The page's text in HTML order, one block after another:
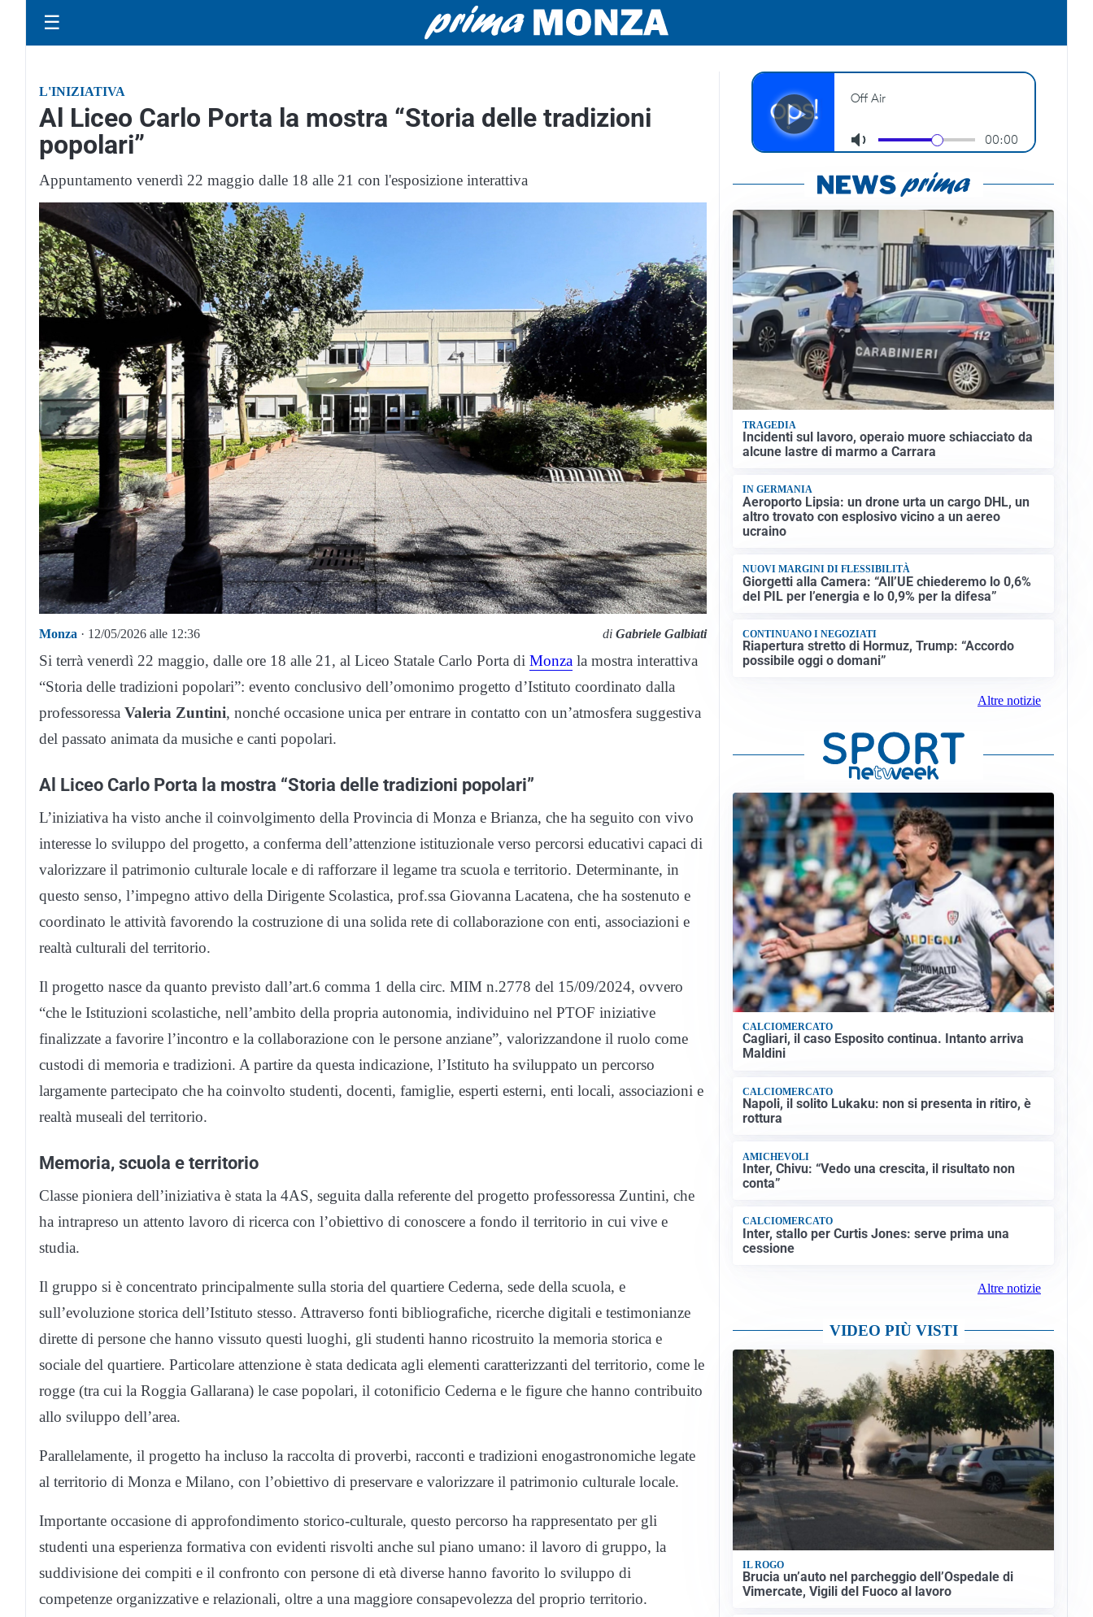
☰
L'INIZIATIVA
Al Liceo Carlo Porta la mostra “Storia delle tradizioni
popolari”
Appuntamento venerdì 22 maggio dalle 18 alle 21 con l'esposizione interattiva
Monza · 12/05/2026 alle 12:36 diGabriele Galbiati
Si terrà venerdì 22 maggio, dalle ore 18 alle 21, al Liceo Statale Carlo Porta di Monza la mostra interattiva
“Storia delle tradizioni popolari”: evento conclusivo dell’omonimo progetto d’Istituto coordinato dalla
professoressa Valeria Zuntini, nonché occasione unica per entrare in contatto con un’atmosfera suggestiva
del passato animata da musiche e canti popolari.
Al Liceo Carlo Porta la mostra “Storia delle tradizioni popolari”
L’iniziativa ha visto anche il coinvolgimento della Provincia di Monza e Brianza, che ha seguito con vivo
interesse lo sviluppo del progetto, a conferma dell’attenzione istituzionale verso percorsi educativi capaci di
valorizzare il patrimonio culturale locale e di rafforzare il legame tra scuola e territorio. Determinante, in
questo senso, l’impegno attivo della Dirigente Scolastica, prof.ssa Giovanna Lacatena, che ha sostenuto e
coordinato le attività favorendo la costruzione di una solida rete di collaborazione con enti, associazioni e
realtà culturali del territorio.
Il progetto nasce da quanto previsto dall’art.6 comma 1 della circ. MIM n.2778 del 15/09/2024, ovvero
“che le Istituzioni scolastiche, nell’ambito della propria autonomia, individuino nel PTOF iniziative
finalizzate a favorire l’incontro e la collaborazione con le persone anziane”, valorizzandone il ruolo come
custodi di memoria e tradizioni. A partire da questa indicazione, l’Istituto ha sviluppato un percorso
largamente partecipato che ha coinvolto studenti, docenti, famiglie, esperti esterni, enti locali, associazioni e
realtà museali del territorio.
Memoria, scuola e territorio
Classe pioniera dell’iniziativa è stata la 4AS, seguita dalla referente del progetto professoressa Zuntini, che
ha intrapreso un attento lavoro di ricerca con l’obiettivo di conoscere a fondo il territorio in cui vive e
studia.
Il gruppo si è concentrato principalmente sulla storia del quartiere Cederna, sede della scuola, e
sull’evoluzione storica dell’Istituto stesso. Attraverso fonti bibliografiche, ricerche digitali e testimonianze
dirette di persone che hanno vissuto questi luoghi, gli studenti hanno ricostruito la memoria storica e
sociale del quartiere. Particolare attenzione è stata dedicata agli elementi caratterizzanti del territorio, come le
rogge (tra cui la Roggia Gallarana) le case popolari, il cotonificio Cederna e le figure che hanno contribuito
allo sviluppo dell’area.
Parallelamente, il progetto ha incluso la raccolta di proverbi, racconti e tradizioni enogastronomiche legate
al territorio di Monza e Milano, con l’obiettivo di preservare e valorizzare il patrimonio culturale locale.
Importante occasione di approfondimento storico-culturale, questo percorso ha rappresentato per gli
studenti una esperienza formativa con evidenti risvolti anche sul piano umano: il lavoro di gruppo, la
suddivisione dei compiti e il confronto con persone di età diverse hanno favorito lo sviluppo di
competenze organizzative e relazionali, oltre a una maggiore consapevolezza del proprio territorio.
TRAGEDIA
Incidenti sul lavoro, operaio muore schiacciato da
alcune lastre di marmo a Carrara
IN GERMANIA
Aeroporto Lipsia: un drone urta un cargo DHL, un
altro trovato con esplosivo vicino a un aereo
ucraino
NUOVI MARGINI DI FLESSIBILITÀ
Giorgetti alla Camera: “All’UE chiederemo lo 0,6%
del PIL per l’energia e lo 0,9% per la difesa”
CONTINUANO I NEGOZIATI
Riapertura stretto di Hormuz, Trump: “Accordo
possibile oggi o domani”
Altre notizie
CALCIOMERCATO
Cagliari, il caso Esposito continua. Intanto arriva
Maldini
CALCIOMERCATO
Napoli, il solito Lukaku: non si presenta in ritiro, è
rottura
AMICHEVOLI
Inter, Chivu: “Vedo una crescita, il risultato non
conta”
CALCIOMERCATO
Inter, stallo per Curtis Jones: serve prima una
cessione
Altre notizie
VIDEO PIÙ VISTI
IL ROGO
Brucia un’auto nel parcheggio dell’Ospedale di
Vimercate, Vigili del Fuoco al lavoro